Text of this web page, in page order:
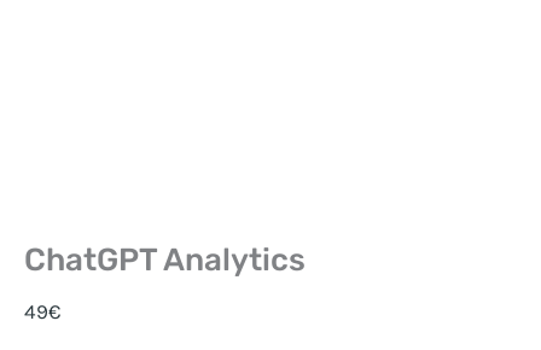
ChatGPT Analytics
49€